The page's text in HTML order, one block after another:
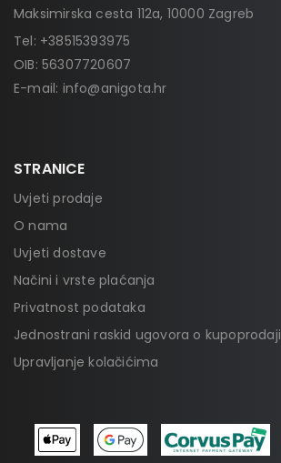
Maksimirska cesta 112a, 10000 Zagreb
Tel: +38515393975
OIB: 56307720607
E-mail: info@anigota.hr
STRANICE
Uvjeti prodaje
O nama
Uvjeti dostave
Načini i vrste plaćanja
Privatnost podataka
Jednostrani raskid ugovora o kupoprodaji
Upravljanje kolačićima